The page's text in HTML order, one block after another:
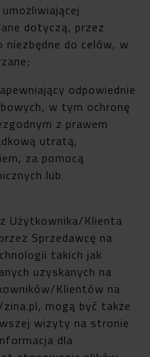
dotyczą, przez
niezbędne do celów, w
odpowiednie
w tym ochronę
z prawem
utratą,
za pomocą
lub
Użytkownika/Klienta
Sprzedawcę na
takich jak
uzyskanych na
Klientów na
mogą być także
wizyty na stronie
dla